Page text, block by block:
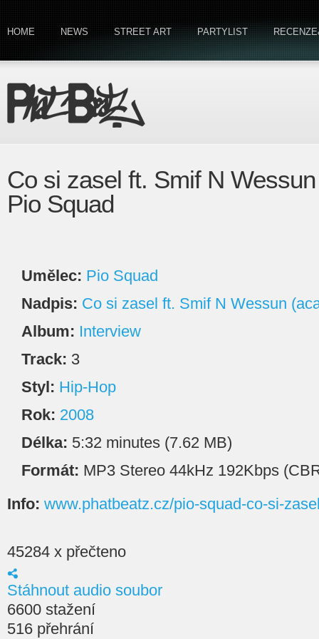
HOME NEWS STREET ART PARTYLIST
Co si zasel ft. Smif N
Pio Squad
Umělec: Pio Squad
Nadpis: Co si zasel ft. Smif N Wessun
Album: Interview
Track: 3
Styl: Hip-Hop
Rok: 2008
Délka: 5:32 minutes (7.62 MB)
Formát: MP3 Stereo 44kHz 192Kbps
Info: www.phatbeatz.cz/pio-squad-co-si-
45284 x přečteno
Stáhnout audio soubor
6600 stažení
516 přehrání